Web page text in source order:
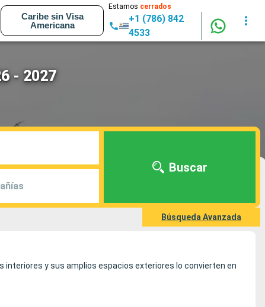
Caribe sin Visa
Americana
Estamos cerrados
+1 (786) 842
4533
- 2027
Buscar
Búsqueda Avanzada
interiores y sus amplios espacios exteriores lo convierten en